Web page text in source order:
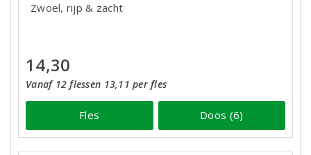
Zwoel, rijp & zacht
14,30
Vanaf 12 flessen 13,11 per fles
Fles Doos (6)